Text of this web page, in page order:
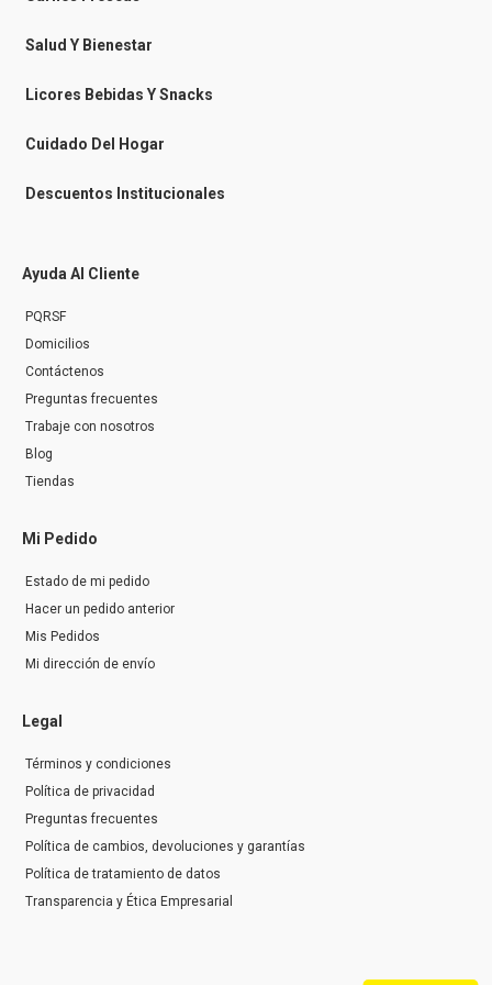
s
s
n
g
r
Salud Y Bienestar
Licores Bebidas Y Snacks
Cuidado Del Hogar
Descuentos Institucionales
Ayuda Al Cliente
PQRSF
Domicilios
Contáctenos
Preguntas frecuentes
Trabaje con nosotros
Blog
Tiendas
Mi Pedido
Estado de mi pedido
Hacer un pedido anterior
Mis Pedidos
Mi dirección de envío
Legal
Términos y condiciones
Política de privacidad
Preguntas frecuentes
Política de cambios, devoluciones y garantías
Política de tratamiento de datos
Transparencia y Ética Empresarial